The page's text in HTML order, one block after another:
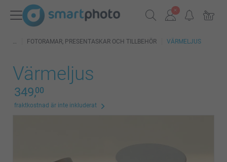
FOTORAMAR, PRESENTASKAR OCH TILLBEHÖR VÄRMELJUS
Värmeljus
349,00
fraktkostnad är inte inkluderat